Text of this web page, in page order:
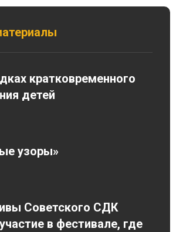
кратковременного
детей
узоры»
Советского СДК
в фестивале, где